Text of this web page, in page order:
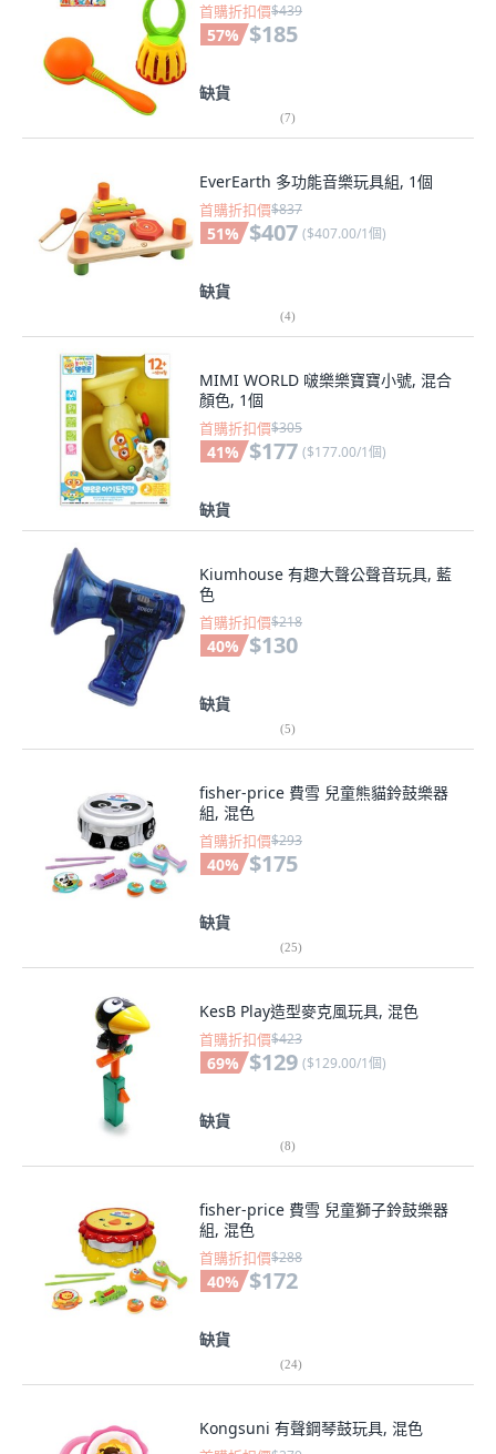
首購折扣價$439
57% $185
缺貨
(7)
EverEarth 多功能音樂玩具組, 1個
首購折扣價$837
51% $407 ($407.00/1個)
缺貨
(4)
MIMI WORLD 啵樂樂寶寶小號, 混合
顏色, 1個
首購折扣價$305
41% $177 ($177.00/1個)
缺貨
Kiumhouse 有趣大聲公聲音玩具, 藍
色
首購折扣價$218
40% $130
缺貨
(5)
fisher-price 費雪 兒童熊貓鈴鼓樂器
組, 混色
首購折扣價$293
40% $175
缺貨
(25)
KesB Play造型麥克風玩具, 混色
首購折扣價$423
69% $129 ($129.00/1個)
缺貨
(8)
fisher-price 費雪 兒童獅子鈴鼓樂器
組, 混色
首購折扣價$288
40% $172
缺貨
(24)
Kongsuni 有聲鋼琴鼓玩具, 混色